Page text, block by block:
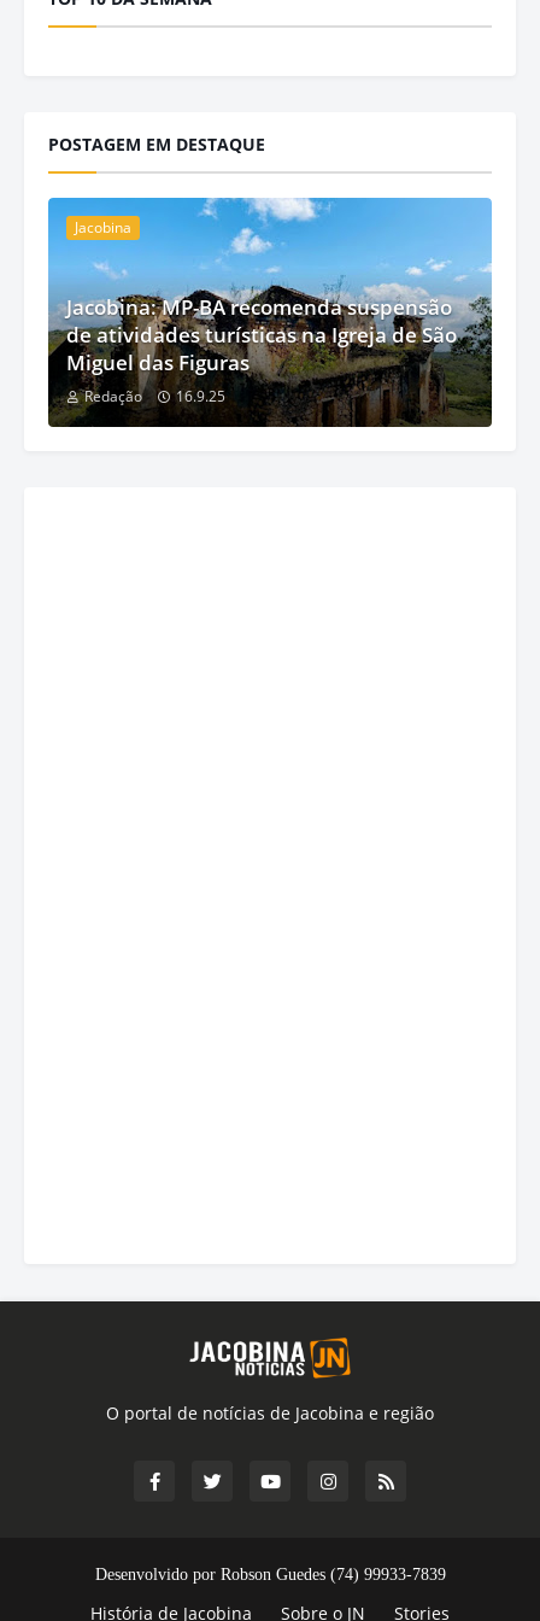
POSTAGEM EM DESTAQUE
Jacobina
Jacobina: MP-BA recomenda suspensão
de atividades turísticas na Igreja de São
Miguel das Figuras
Redação 16.9.25
O portal de notícias de Jacobina e região
Desenvolvido por Robson Guedes (74) 99933-7839
História de Jacobina Sobre o JN Stories